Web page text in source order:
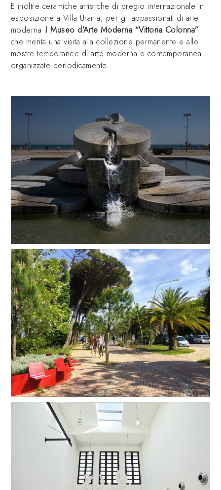
E inoltre ceramiche artistiche di pregio internazionale in
esposizione a Villa Urania, per gli appassionati di arte
moderna ilMuseo d’Arte Moderna “Vittoria Colonna”
che merita una visita alla collezione permanente e alle
mostre temporanee di arte moderna e contemporanea
organizzate periodicamente.